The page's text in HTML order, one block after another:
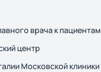
врача к пациентам
центр
Московской клиники